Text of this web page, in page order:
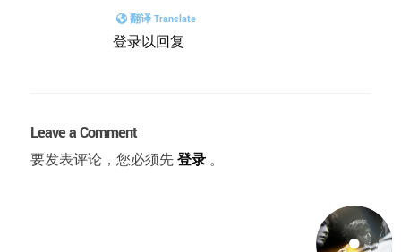
翻译 Translate
登录以回复
Leave a Comment
要发表评论，您必须先 登录 。